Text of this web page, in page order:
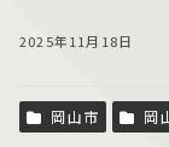
2025年11月18日
岡山市 岡